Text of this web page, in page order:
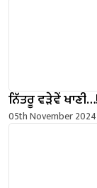
ਨਿੱਤਰੂ ਵੜੇਵੇਂ
05th November 2024